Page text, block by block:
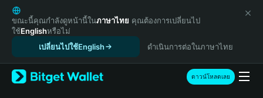
English
日本語
Tiếng Việt
Español (Latinoamérica)
Türkçe
ขณะนี้คุณกำลังดูหน้านี้ในภาษาไทย คุณต้องการเปลี่ยนไป
ใช้Englishหรือไม่
เปลี่ยนไปใช้English
ดำเนินการต่อในภาษาไทย
ดาวน์โหลดเลย